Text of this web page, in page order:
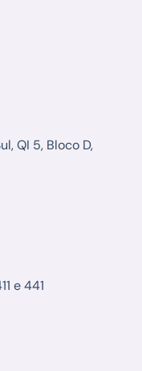
QI 5, Bloco D,
e 441